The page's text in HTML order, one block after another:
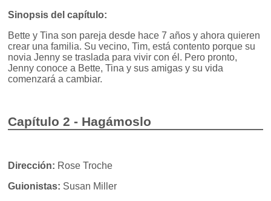
Sinopsis del capítulo:
Bette y Tina son pareja desde hace 7 años y ahora quieren
crear una familia. Su vecino, Tim, está contento porque su
novia Jenny se traslada para vivir con él. Pero pronto,
Jenny conoce a Bette, Tina y sus amigas y su vida
comenzará a cambiar.
Capítulo 2 - Hagámoslo
Dirección: Rose Troche
Guionistas: Susan Miller